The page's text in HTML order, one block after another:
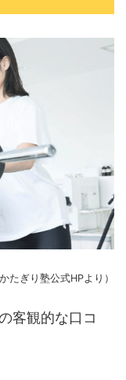
たぎり塾公式HPより）
客観的な口コ